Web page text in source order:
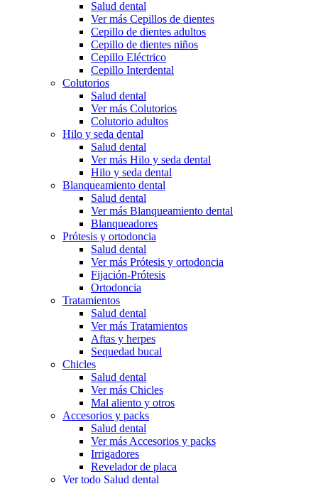
Salud dental
Ver más Cepillos de dientes
Cepillo de dientes adultos
Cepillo de dientes niños
Cepillo Eléctrico
Cepillo Interdental
Colutorios
Salud dental
Ver más Colutorios
Colutorio adultos
Hilo y seda dental
Salud dental
Ver más Hilo y seda dental
Hilo y seda dental
Blanqueamiento dental
Salud dental
Ver más Blanqueamiento dental
Blanqueadores
Prótesis y ortodoncia
Salud dental
Ver más Prótesis y ortodoncia
Fijación-Prótesis
Ortodoncia
Tratamientos
Salud dental
Ver más Tratamientos
Aftas y herpes
Sequedad bucal
Chicles
Salud dental
Ver más Chicles
Mal aliento y otros
Accesorios y packs
Salud dental
Ver más Accesorios y packs
Irrigadores
Revelador de placa
Ver todo Salud dental